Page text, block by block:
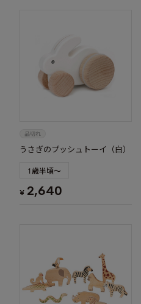
うさぎのプッシュトーイ（白）
1歳半頃～
¥ 2,640